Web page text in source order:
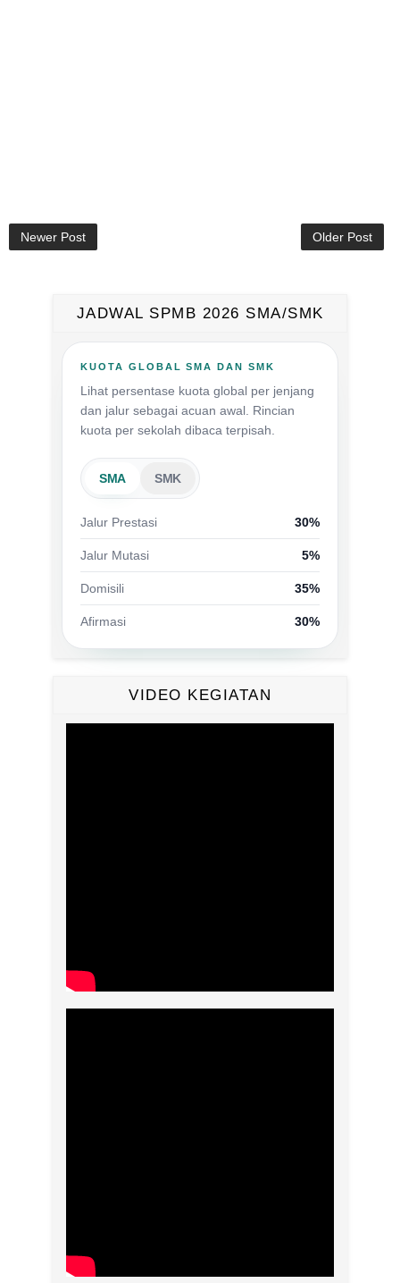
Newer Post Older Post
JADWAL SPMB 2026 SMA/SMK
KUOTA GLOBAL SMA DAN SMK
Lihat persentase kuota global per jenjang
dan jalur sebagai acuan awal. Rincian
kuota per sekolah dibaca terpisah.
SMA SMK
Jalur Prestasi 30%
Jalur Mutasi 5%
Domisili 35%
Afirmasi 30%
VIDEO KEGIATAN